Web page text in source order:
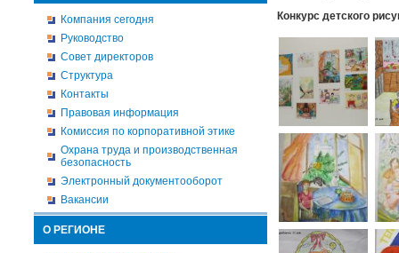
Компания сегодня
Руководство
Совет директоров
Структура
Контакты
Правовая информация
Комиссия по корпоративной этике
Охрана труда и производственная
безопасность
Электронный документооборот
Вакансии
О РЕГИОНЕ
Конкурс детского